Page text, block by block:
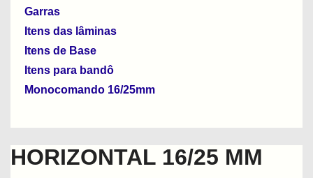
Garras
Itens das lâminas
Itens de Base
Itens para bandô
Monocomando 16/25mm
HORIZONTAL 16/25 MM